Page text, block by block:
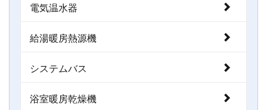
電気温水器
給湯暖房熱源機
システムバス
浴室暖房乾燥機